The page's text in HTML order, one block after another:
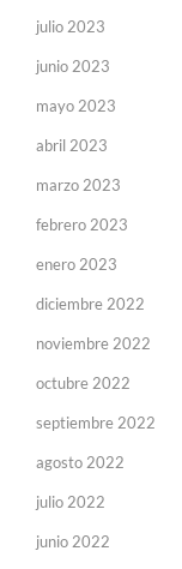
julio 2023
junio 2023
mayo 2023
abril 2023
marzo 2023
febrero 2023
enero 2023
diciembre 2022
noviembre 2022
octubre 2022
septiembre 2022
agosto 2022
julio 2022
junio 2022